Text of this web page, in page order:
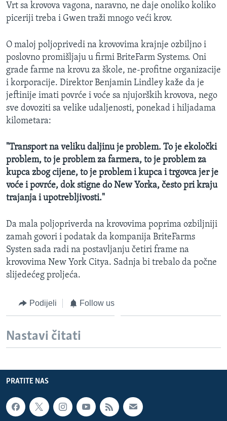
Vrt sa krovova vagona, naravno, ne daje onoliko koliko
piceriji treba i Gwen traži mnogo veći krov.
O maloj poljoprivedi na krovovima krajnje ozbiljno i
poslovno promišljaju u firmi BriteFarm Systems. Oni
grade farme na krovu za škole, ne-profitne organizacije
i korporacije. Direktor Benjamin Lindley kaže da je
jeftinije imati povrće i voće sa njujorških krovova, nego
sve dovoziti sa velike udaljenosti, ponekad i hiljadama
kilometara:
"Transport na veliku daljinu je problem. To je ekoločki
problem, to je problem za farmera, to je problem za
kupca zbog cijene, to je problem i kupca i trgovca jer je
voće i povrće, dok stigne do New Yorka, često pri kraju
trajanja i upotrebljivosti."
Da mala poljopriverda na krovovima poprima ozbiljniji
zamah govori i podatak da kompanija BriteFarms
Systen sada radi na postavljanju četiri frame na
krovovima New York Citya. Sadnja bi trebalo da počne
slijedećeg proljeća.
Podijeli Follow us
Nastavi čitati
PRATITE NAS